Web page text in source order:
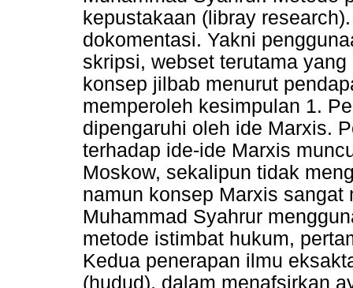
kepustakaan (libray
dokomentasi. Yakni
skripsi, webset terutama
konsep jilbab menurut
memperoleh kesimpulan 1.
dipengaruhi oleh ide Marxis.
terhadap ide-ide Marxis
Moskow, sekalipun tidak
namun konsep Marxis
Muhammad Syahrur
metode istimbat hukum,
Kedua penerapan ilmu
(hudud), dalam menafsirkan